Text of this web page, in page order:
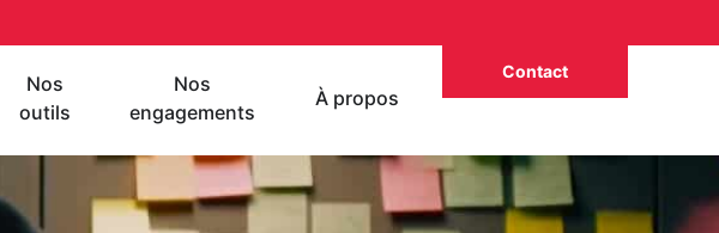
Nos
outils
Nos
engagements
À propos
Contact